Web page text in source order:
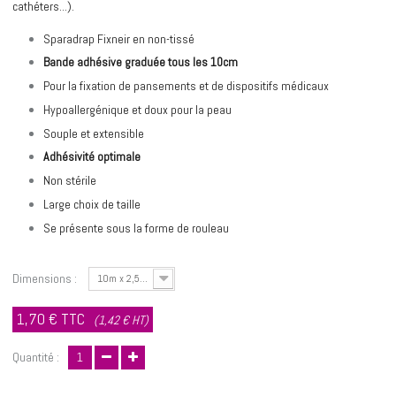
cathéters...).
Sparadrap Fixneir en non-tissé
Bande adhésive graduée tous les 10cm
Pour la fixation de pansements et de dispositifs médicaux
Hypoallergénique et doux pour la peau
Souple et extensible
Adhésivité optimale
Non stérile
Large choix de taille
Se présente sous la forme de rouleau
Dimensions : 10m x 2,5cm
1,70 € TTC (1,42 € HT)
Quantité :